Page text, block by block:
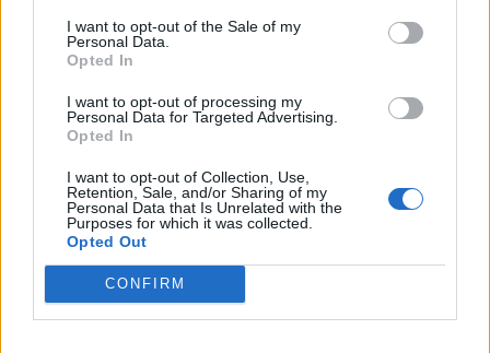
I want to opt-out of the Sale of my
Personal Data.
Opted In
I want to opt-out of processing my
Personal Data for Targeted Advertising.
Opted In
I want to opt-out of Collection, Use,
Retention, Sale, and/or Sharing of my
Personal Data that Is Unrelated with the
Purposes for which it was collected.
Opted Out
CONFIRM